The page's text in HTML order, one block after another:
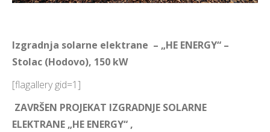
Izgradnja solarne elektrane – „HE ENERGY“ –
Stolac (Hodovo), 150 kW
[flagallery gid=1]
ZAVRŠEN PROJEKAT IZGRADNJE SOLARNE
ELEKTRANE „HE ENERGY“ ,